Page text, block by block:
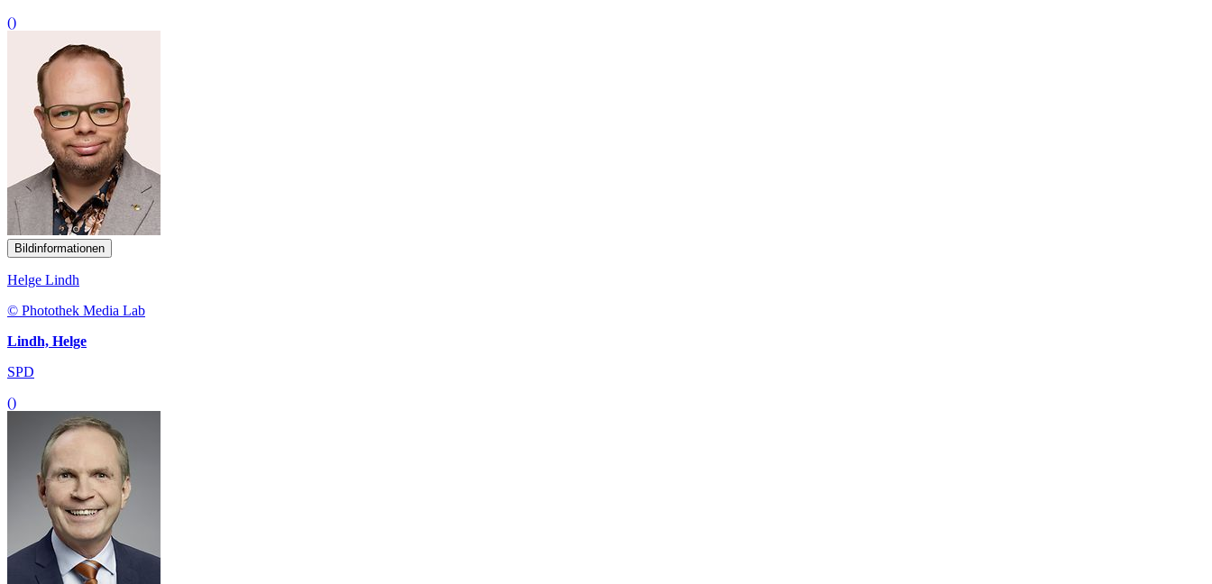
()
Bildinformationen
Helge Lindh
© Photothek Media Lab
Lindh, Helge
SPD
()